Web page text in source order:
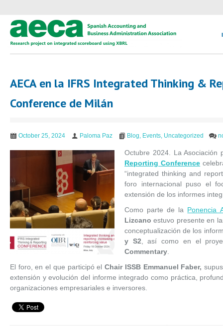
AECA en la IFRS Integrated Thinking &
Conference de Milán
October 25, 2024 Paloma Paz Blog, Events, Uncategorized
Octubre 2024. La
Reporting Conference
“integrated thinking and
foro internacional puso el
extensión de los informes
Como parte de la Ponencia
Lizcano estuvo presente en
conceptualización de los
y S2 , así como en el
Commentary
El foro, en el que participó elChair ISSB Emmanuel Faber,
extensión y evolución del informe integrado como práctica,
organizaciones empresariales e inversores.